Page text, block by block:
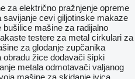
za električno pražnjenje opreme
savijanje cevi giljotinske makaze
bušilice mašine za radijalno
testere za metal cirkulari za
za glodanje zupčanika
obradu žice dodavači šipki
metala odmotavači valjanog
mašine za skidanje ivica